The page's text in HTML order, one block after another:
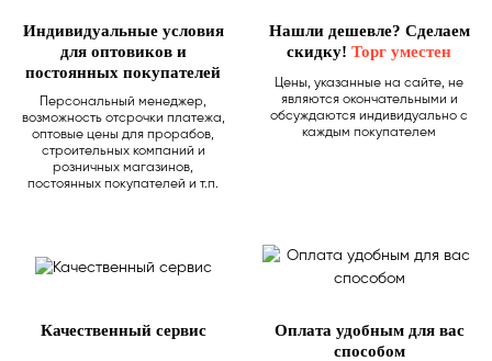
Индивидуальные условия
для оптовиков и
постоянных покупателей
Персональный менеджер,
возможность отсрочки платежа,
оптовые цены для прорабов,
строительных компаний и
розничных магазинов,
постоянных покупателей и т.п.
Нашли дешевле? Сделаем
скидку! Торг уместен
Цены, указанные на сайте, не
являются окончательными и
обсуждаются индивидуально с
каждым покупателем
Качественный сервис
Оплата удобным для вас
способом